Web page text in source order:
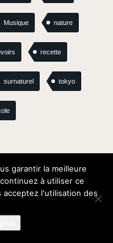
Musique nature
recette
surnaturel tokyo
garantir la meilleure
à utiliser ce
l'utilisation des